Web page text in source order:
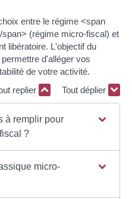
entre le régime <span
(régime micro-fiscal) et
libératoire. L'objectif du
d'alléger vos
de votre activité.
replier
Tout déplier
à remplir pour
?
micro-